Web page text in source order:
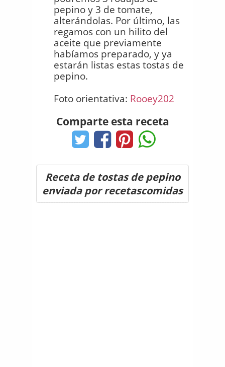
pepino y 3 de tomate,
alterándolas. Por último, las
regamos con un hilito del
aceite que previamente
habíamos preparado, y ya
estarán listas estas tostas de
pepino.
Foto orientativa: Rooey202
Comparte esta receta
Receta de tostas de pepino
enviada por recetascomidas